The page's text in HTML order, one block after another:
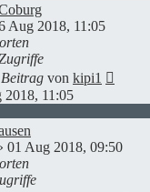
Aug 2018, 11:05
von kipi1
2018, 11:05
01 Aug 2018, 09:50